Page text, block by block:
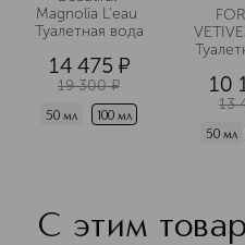
Magnolia L'eau
Туалетная вода
14 475 ¤
19 300 ¤
50 мл 100 мл
10
13
50 мл
С этим